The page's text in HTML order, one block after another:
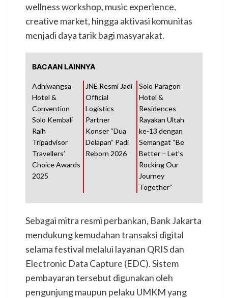
wellness workshop, music experience,
creative market, hingga aktivasi komunitas
menjadi daya tarik bagi masyarakat.
BACAAN LAINNYA
Adhiwangsa
Hotel &
Convention
Solo Kembali
Raih
Tripadvisor
Travellers’
Choice Awards
2025
JNE Resmi Jadi
Official
Logistics
Partner
Konser “Dua
Delapan” Padi
Reborn 2026
Solo Paragon
Hotel &
Residences
Rayakan Ultah
ke-13 dengan
Semangat “Be
Better – Let’s
Rocking Our
Journey
Together”
Sebagai mitra resmi perbankan, Bank Jakarta
mendukung kemudahan transaksi digital
selama festival melalui layanan QRIS dan
Electronic Data Capture (EDC). Sistem
pembayaran tersebut digunakan oleh
pengunjung maupun pelaku UMKM yang